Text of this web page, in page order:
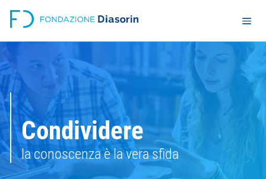
Condividere
la conoscenza è la vera sfida